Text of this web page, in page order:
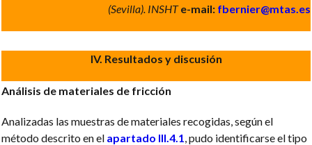
(Sevilla). INSHT e-mail: fbernier@mtas.es
IV. Resultados y discusión
Análisis de materiales de fricción
Analizadas las muestras de materiales recogidas, según el
método descrito en el apartado III.4.1, pudo identificarse el tipo